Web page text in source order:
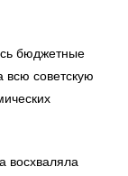
бюджетные
всю советскую
восхваляла